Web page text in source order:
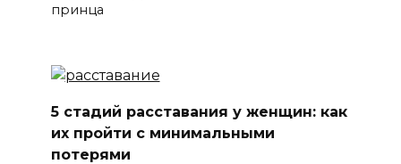
принца
5 стадий расставания у женщин: как
их пройти с минимальными
потерями